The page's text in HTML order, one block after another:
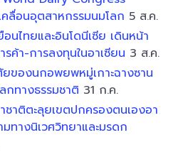
ลื่อนอุตสาหกรรมนมโลก 5 ส.ค.
นไทยและอินโดนีเซีย เดินหน้า
ค้า-การลงทุนในอาเซียน 3 ส.ค.
ของนกอพยพหมู่เกาะฉางซาน
กทางธรรมชาติ 31 ก.ค.
าติตะลุยเขตปกครองตนเองอา
ทางนิเวศวิทยาและมรดก